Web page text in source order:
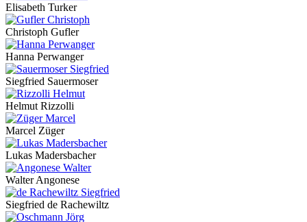
Elisabeth Turker
Christoph Gufler
Hanna Perwanger
Siegfried Sauermoser
Helmut Rizzolli
Marcel Züger
Lukas Madersbacher
Walter Angonese
Siegfried de Rachewiltz